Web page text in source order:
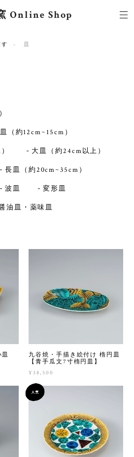
Online Shop
皿
（約12cm~15cm）
大皿（約24cm以上）
長皿（約20cm~35cm）
波皿 変形皿
油皿・薬味皿
九谷焼・手描き絵付け 楕円皿
【青手瓜文7寸楕円皿】
¥38,500